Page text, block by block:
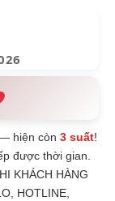
— hiện còn3 suất!
được thời gian.
KHÁCH HÀNG
HOTLINE,